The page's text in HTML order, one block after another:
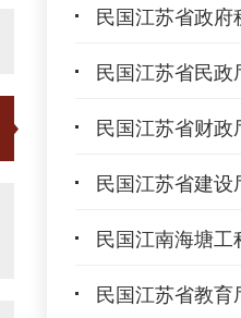
民国江苏省政府
民国江苏省民政
民国江苏省财政
民国江苏省建设
民国江南海塘
民国江苏省教育